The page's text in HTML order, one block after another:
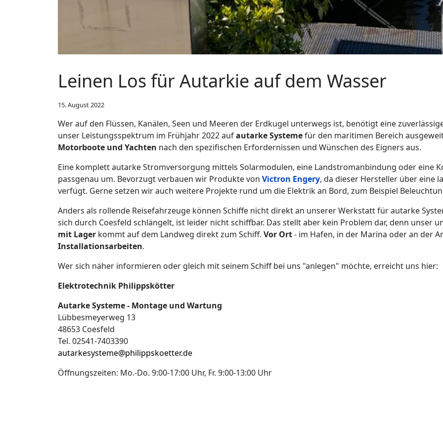
Leinen Los für Autarkie auf dem Wasser
15. August 2022
Wer auf den Flüssen, Kanälen, Seen und Meeren der Erdkugel unterwegs ist, benötigt eine
unser Leistungsspektrum im Frühjahr 2022 aufautarke Systemefür den maritimen Bereich
Motorboote und Yachten nach den spezifischen Erfordernissen und Wünschen des Eigners aus.
Eine komplett autarke Stromversorgung mittels Solarmodulen, eine Landstromanbindung oder eine
passgenau um. Bevorzugt verbauen wir Produkte von Victron Engery, da dieser Hersteller über eine
verfügt. Gerne setzen wir auch weitere Projekte rund um die Elektrik an Bord, zum Beispiel
Anders als rollende Reisefahrzeuge können Schiffe nicht direkt an unserer Werkstatt für autarke
sich durch Coesfeld schlängelt, ist leider nicht schiffbar. Das stellt aber kein Problem dar, denn unser
mit Lager kommt auf dem Landweg direkt zum Schiff. Vor Ort- im Hafen, in der Marina oder an der
Installationsarbeiten.
Wer sich näher informieren oder gleich mit seinem Schiff bei uns "anlegen" möchte, erreicht uns hier:
Elektrotechnik Philippskötter
Autarke Systeme - Montage und Wartung
Lübbesmeyerweg 13
48653 Coesfeld
Tel. 02541-7403390
autarkesysteme@philippskoetter.de
Öffnungszeiten: Mo.-Do. 9:00-17:00 Uhr, Fr. 9:00-13:00 Uhr